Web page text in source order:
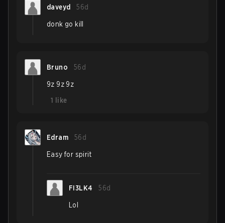
daveyd 56d
donk go kill
Bruno 56d
9z 9z 9z
1
like
Edram 56d
Easy for spirit
FI3LK4 56d
Lol